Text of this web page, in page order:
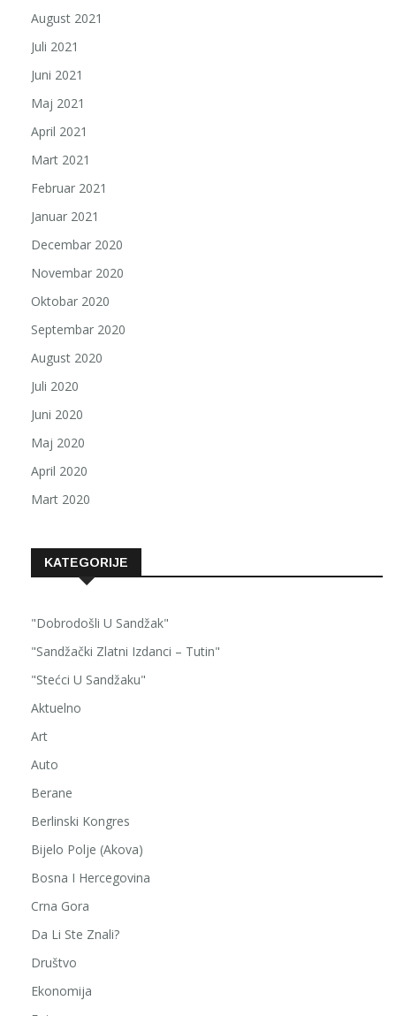
August 2021
Juli 2021
Juni 2021
Maj 2021
April 2021
Mart 2021
Februar 2021
Januar 2021
Decembar 2020
Novembar 2020
Oktobar 2020
Septembar 2020
August 2020
Juli 2020
Juni 2020
Maj 2020
April 2020
Mart 2020
KATEGORIJE
"Dobrodošli U Sandžak"
"Sandžački Zlatni Izdanci – Tutin"
"Stećci U Sandžaku"
Aktuelno
Art
Auto
Berane
Berlinski Kongres
Bijelo Polje (Akova)
Bosna I Hercegovina
Crna Gora
Da Li Ste Znali?
Društvo
Ekonomija